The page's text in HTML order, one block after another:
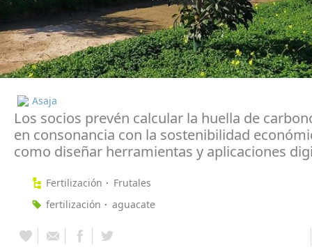
Asaja
Los socios prevén calcular la huella de
en consonancia con la sostenibilidad
como diseñar herramientas y aplicaciones
Fertilización
Frutales
fertilización
aguacate